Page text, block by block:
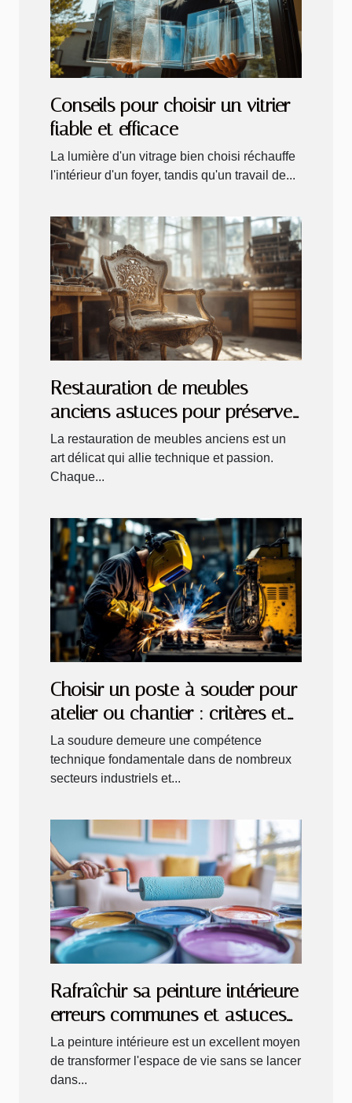
Conseils pour choisir un vitrier
fiable et efficace
La lumière d'un vitrage bien choisi réchauffe
l'intérieur d'un foyer, tandis qu'un travail de...
Restauration de meubles
anciens astuces pour préserver
le charme d'époque
La restauration de meubles anciens est un
art délicat qui allie technique et passion.
Chaque...
Choisir un poste à souder pour
atelier ou chantier : critères et
recommandations
La soudure demeure une compétence
technique fondamentale dans de nombreux
secteurs industriels et...
Rafraîchir sa peinture intérieure
erreurs communes et astuces
pour un résultat professionnel
La peinture intérieure est un excellent moyen
de transformer l'espace de vie sans se lancer
dans...